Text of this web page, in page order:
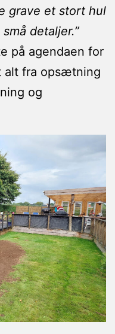
grave et stort hul
detaljer.”
på agendaen for
alt fra opsætning
og